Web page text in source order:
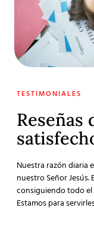
TESTIMONIALES
Reseñas
Nuestra razón diaria
nuestro Señor
consiguiendo todo
Estamos para